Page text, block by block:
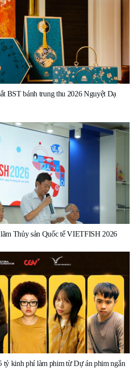
BST bánh trung thu 2026 Nguyệt Dạ
Thủy sản Quốc tế VIETFISH 2026
tỷ kinh phí làm phim từ Dự án phim ngắn